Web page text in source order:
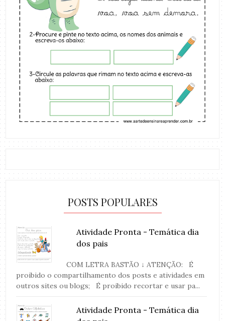
POSTS POPULARES
Atividade Pronta - Temática dia
dos pais
COM LETRA BASTÃO ↓ ATENÇÃO: É
proibido o compartilhamento dos posts e atividades em
outros sites ou blogs; É proibido recortar e usar pa...
Atividade Pronta - Temática dia